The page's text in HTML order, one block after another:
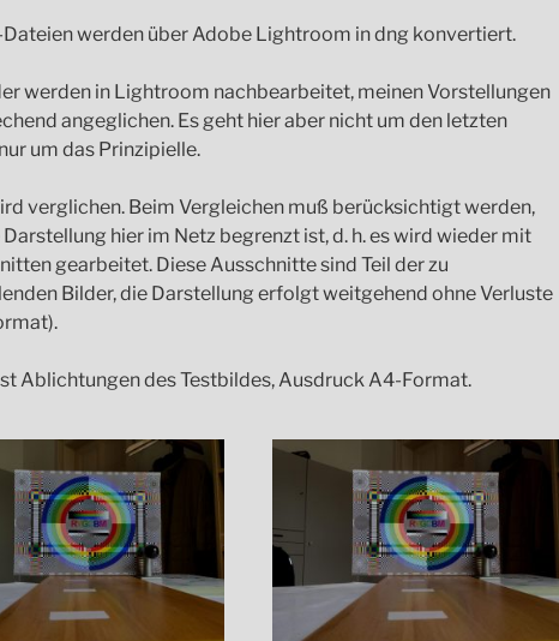
werden über Adobe Lightroom in dng konvertiert.
werden in Lightroom nachbearbeitet, meinen Vorstellungen
angeglichen. Es geht hier aber nicht um den letzten
um das Prinzipielle.
verglichen. Beim Vergleichen muß berücksichtigt werden,
hier im Netz begrenzt ist, d. h. es wird wieder mit
gearbeitet. Diese Ausschnitte sind Teil der zu
Bilder, die Darstellung erfolgt weitgehend ohne Verluste
Ablichtungen des Testbildes, Ausdruck A4-Format.